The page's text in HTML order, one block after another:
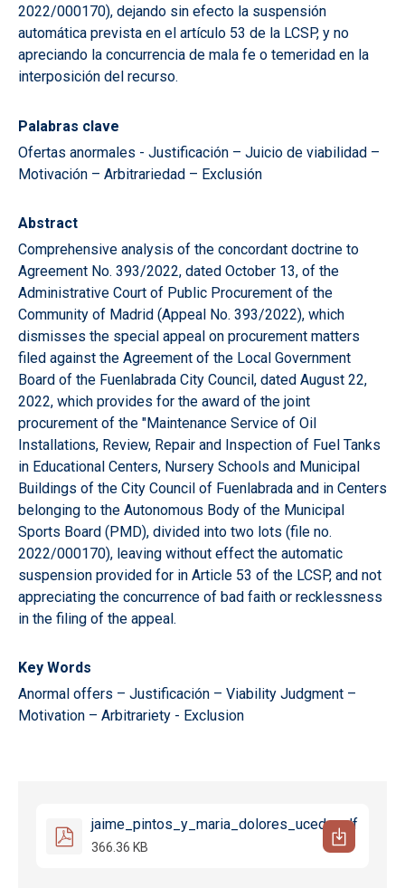
2022/000170), dejando sin efecto la suspensión
automática prevista en el artículo 53 de la LCSP, y no
apreciando la concurrencia de mala fe o temeridad en la
interposición del recurso.
Palabras clave
Ofertas anormales - Justificación – Juicio de viabilidad –
Motivación – Arbitrariedad – Exclusión
Abstract
Comprehensive analysis of the concordant doctrine to
Agreement No. 393/2022, dated October 13, of the
Administrative Court of Public Procurement of the
Community of Madrid (Appeal No. 393/2022), which
dismisses the special appeal on procurement matters
filed against the Agreement of the Local Government
Board of the Fuenlabrada City Council, dated August 22,
2022, which provides for the award of the joint
procurement of the "Maintenance Service of Oil
Installations, Review, Repair and Inspection of Fuel Tanks
in Educational Centers, Nursery Schools and Municipal
Buildings of the City Council of Fuenlabrada and in Centers
belonging to the Autonomous Body of the Municipal
Sports Board (PMD), divided into two lots (file no.
2022/000170), leaving without effect the automatic
suspension provided for in Article 53 of the LCSP, and not
appreciating the concurrence of bad faith or recklessness
in the filing of the appeal.
Key Words
Anormal offers – Justificación – Viability Judgment –
Motivation – Arbitrariety - Exclusion
jaime_pintos_y_maria_dolores_uceda.pdf
366.36 KB